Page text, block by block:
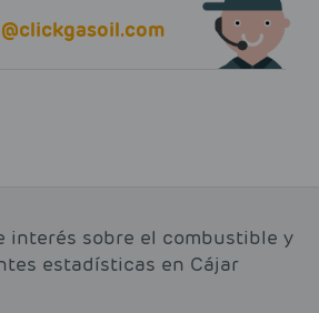
interés sobre el combustible y
estadísticas en Cájar